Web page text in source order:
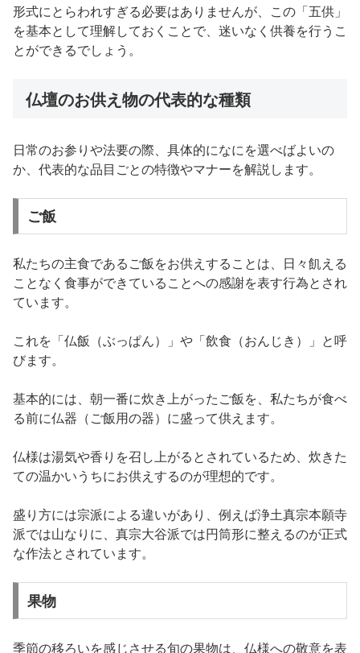
形式にとらわれすぎる必要はありませんが、この「五供」
を基本として理解しておくことで、迷いなく供養を行うこ
とができるでしょう。
仏壇のお供え物の代表的な種類
日常のお参りや法要の際、具体的になにを選べばよいの
か、代表的な品目ごとの特徴やマナーを解説します。
ご飯
私たちの主食であるご飯をお供えすることは、日々飢える
ことなく食事ができていることへの感謝を表す行為とされ
ています。
これを「仏飯（ぶっぱん）」や「飲食（おんじき）」と呼
びます。
基本的には、朝一番に炊き上がったご飯を、私たちが食べ
る前に仏器（ご飯用の器）に盛って供えます。
仏様は湯気や香りを召し上がるとされているため、炊きた
ての温かいうちにお供えするのが理想的です。
盛り方には宗派による違いがあり、例えば浄土真宗本願寺
派では山なりに、真宗大谷派では円筒形に整えるのが正式
な作法とされています。
果物
季節の移ろいを感じさせる旬の果物は、仏様への敬意を表